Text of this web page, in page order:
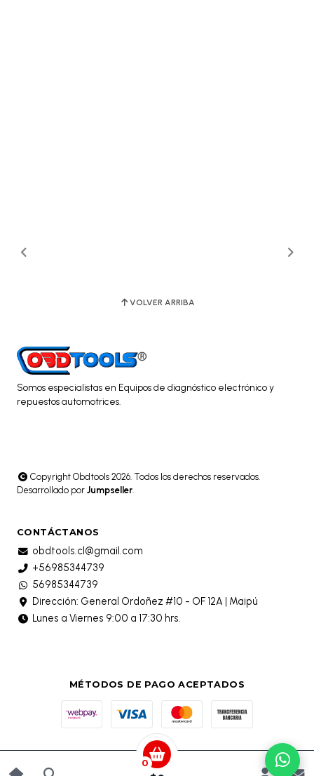
0
VOLVER ARRIBA
Somos especialistas en Equipos de diagnóstico electrónico y
repuestos automotrices.
Copyright Obdtools 2026. Todos los derechos reservados.
Desarrollado por Jumpseller.
CONTÁCTANOS
obdtools.cl@gmail.com
+56985344739
56985344739
Dirección: General Ordoñez #10 - OF 12A | Maipú
Lunes a Viernes 9:00 a 17:30 hrs.
MÉTODOS DE PAGO ACEPTADOS